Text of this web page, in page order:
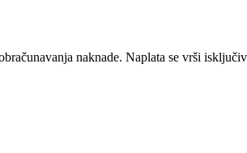
naknade. Naplata se vrši